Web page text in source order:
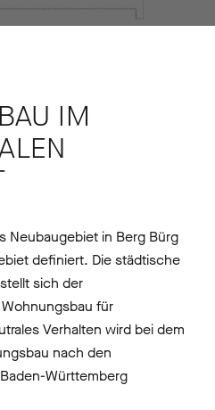
IM
Neubaugebiet in Berg Bürg
definiert. Die städtische
sich der
für
Verhalten wird bei dem
nach den
Württemberg